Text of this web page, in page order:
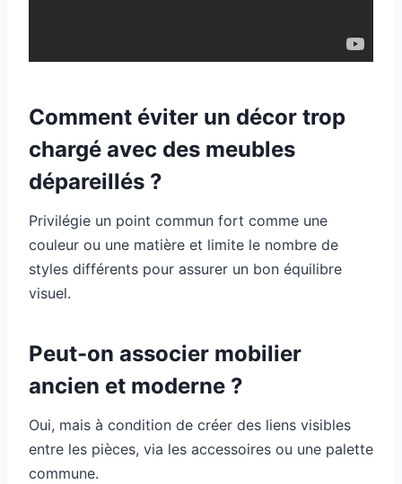
Comment éviter un décor trop
chargé avec des meubles
dépareillés ?
Privilégie un point commun fort comme une
couleur ou une matière et limite le nombre de
styles différents pour assurer un bon équilibre
visuel.
Peut-on associer mobilier
ancien et moderne ?
Oui, mais à condition de créer des liens visibles
entre les pièces, via les accessoires ou une palette
commune.